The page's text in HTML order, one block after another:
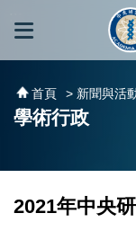
跳到主要內容區塊
首頁 > 新聞與活
學術行政
2021年中央